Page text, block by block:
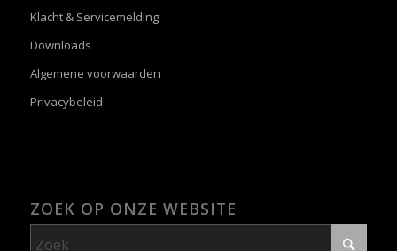
Klacht & Servicemelding
Downloads
Algemene voorwaarden
Privacybeleid
ZOEK OP ONZE WEBSITE